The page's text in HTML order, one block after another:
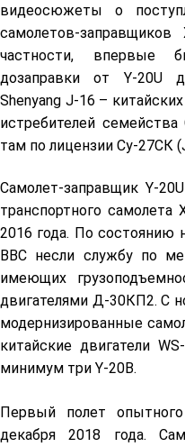
видеосюжеты о
самолетов-
частности, впервые
дозаправки от Y-20U
Shenyang J-16 –
истребителей
там по лицензии Су-27СК
Самолет-заправщик Y-
транспортного
2016 года. По состоянию
ВВС несли службу по
имеющих
двигателями Д-30КП2. С
модернизированные
китайские двигатели
минимум три Y-20B.
Первый полет
декабря 2018 года.